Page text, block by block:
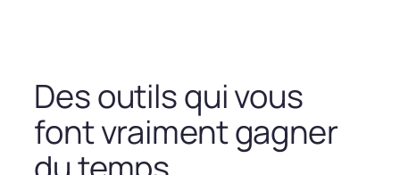
Des outils qui vous
font vraiment gagner